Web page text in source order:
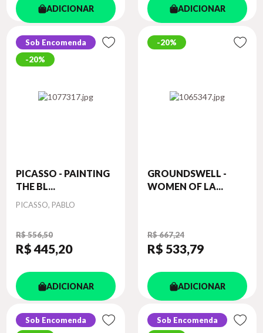
ADICIONAR ADICIONAR
Sob Encomenda
20%
PICASSO - PAINTING
THE BL...
Autor
PICASSO, PABLO
R$ 556,50
R$ 445,20
ADICIONAR
20%
GROUNDSWELL -
WOMEN OF LA...
R$ 667,24
R$ 533,79
ADICIONAR
Sob Encomenda
Sob Encomenda